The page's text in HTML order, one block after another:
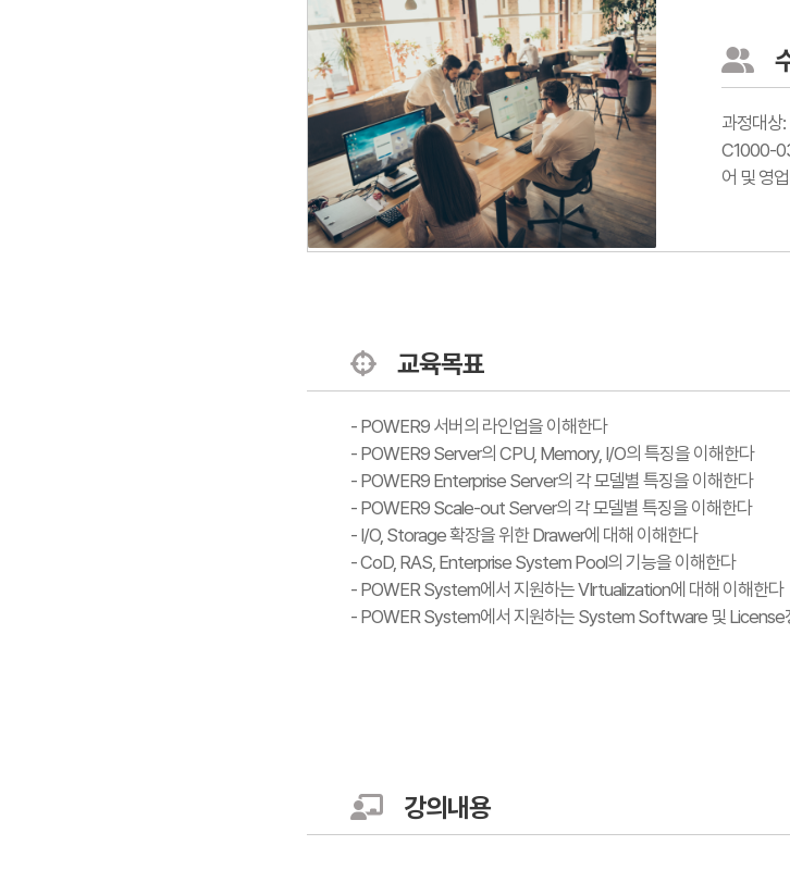
과정대상:
C1000-
어 및 영
교육목표
- POWER9 서버의 라인업을 이해한다
- POWER9 Server의 CPU, Memory, I/O의 특징을 이해한다
- POWER9 Enterprise Server의 각 모델별 특징을 이해한다
- POWER9 Scale-out Server의 각 모델별 특징을 이해한다
- I/O, Storage 확장을 위한 Drawer에 대해 이해한다
- CoD, RAS, Enterprise System Pool의 기능을 이해한다
- POWER System에서 지원하는 VIrtualization에 대해 이해한다
- POWER System에서 지원하는 System Software 및 License
강의내용